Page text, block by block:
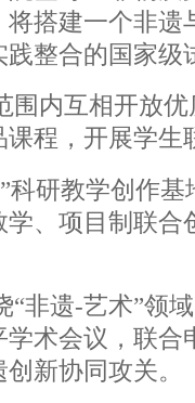
搭建一个非遗
整合的国家级
围内互相开放
程，开展学生
研教学创作基
、项目制联合
“非遗-艺术”领
术会议，联合
新协同攻关。